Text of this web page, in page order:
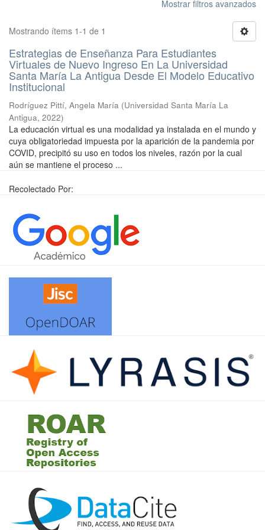
Mostrar filtros avanzados
Mostrando ítems 1-1 de 1
Estrategias de Enseñanza Para Estudiantes
Virtuales de Nuevo Ingreso En La Universidad
Santa María La Antigua Desde El Modelo Educativo
Institucional
Rodríguez Pittí, Angela María (Universidad Santa María La
Antigua, 2022)
La educación virtual es una modalidad ya instalada en el mundo y
cuya obligatoriedad impuesta por la aparición de la pandemia por
COVID, precipitó su uso en todos los niveles, razón por la cual
aún se mantiene el proceso ...
Recolectado Por: